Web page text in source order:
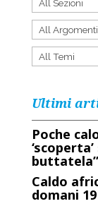
Ultimi
Poche
buttatela”
Caldo
domani